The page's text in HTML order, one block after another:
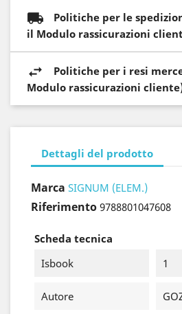
Politiche per le
il Modulo rassicurazioni
Politiche per i resi
Modulo rassicurazioni
Dettagli del prodotto
Marca SIGNUM (ELEM.)
Riferimento 9788801047608
Scheda tecnica
Isbook
1
Autore